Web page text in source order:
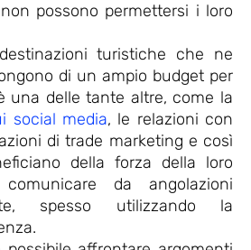
possono permettersi i loro
turistiche che ne
di un ampio budget per
una delle tante altre, come la
social media, le relazioni con
di trade marketing e così
della forza della loro
da angolazioni
spesso utilizzando la